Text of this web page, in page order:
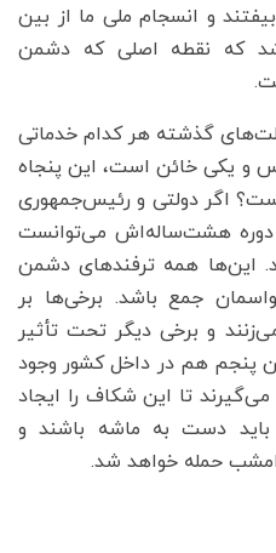
و انسجام ملی ما از بین
که نقطه اصلی که دشمن
گذشته هر کدام خدماتی
و یکی خائن است، این پنجاه
اگر دولتی و رئیس‌جمهوری
هشت‌ساله‌اش می‌توانست
این‌ها همه ترفندهای دشمن
جمع باشد. برخی‌ها بر
و برخی دیگر تحت تأثیر
پنجم هم در داخل کشور وجود
تا این شکاف را ایجاد
باید دست به ماشه باشند و
حمله خواهد شد.